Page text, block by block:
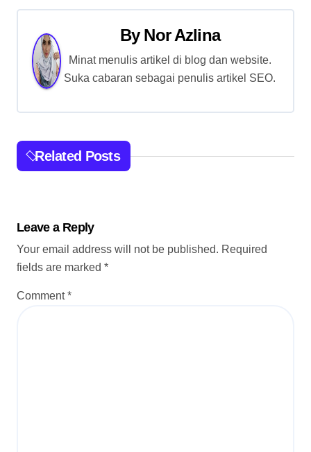
t
g
i
o
n
By Nor Azlina
Minat menulis artikel di blog dan website.
Suka cabaran sebagai penulis artikel SEO.
Related Posts
Leave a Reply
Your email address will not be published. Required
fields are marked *
Comment*